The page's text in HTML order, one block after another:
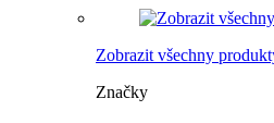
Zobrazit všechny
Značky